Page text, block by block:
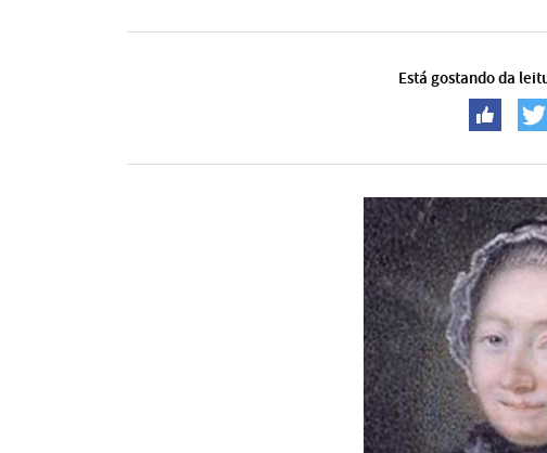
Está gostando da